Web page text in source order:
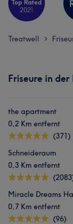
Treatwell >
Friseure in der
the apartment
0,2 Km entfernt
(371)
Schneideraum
0,3 Km entfernt
Miracle Dreams
0,7 Km entfernt
(96)